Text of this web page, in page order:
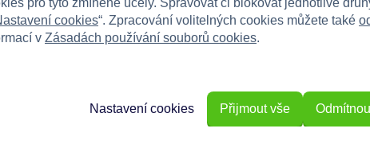
cookies“. Zpracování volitelných cookies můžete také
v Zásadách používání souborů cookies.
Nastavení cookies Přijmout vše